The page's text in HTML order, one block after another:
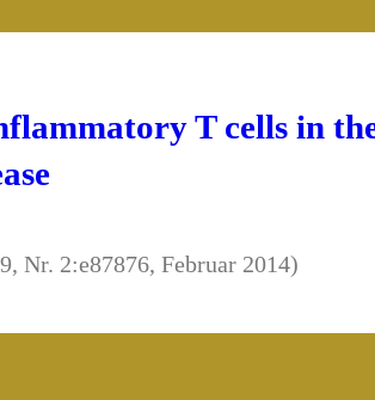
T cells in
Nr. 2:e87876, Februar 2014)